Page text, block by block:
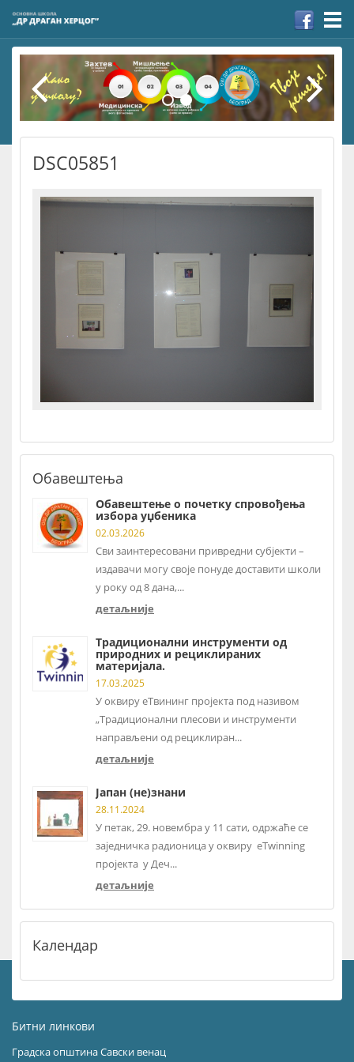
DSC05851
Обавештења
Обавештење о почетку спровођења
избора уџбеника
02.03.2026
Сви заинтересовани привредни субјекти –
издавачи могу своје понуде доставити школи
у року од 8 дана,...
детаљније
Традиционални инструменти од
природних и рециклираних
материјала.
17.03.2025
У оквиру еТвининг пројекта под називом
„Традиционални плесови и инструменти
направљени од рециклиран...
детаљније
Јапан (не)знани
28.11.2024
У петак, 29. новембра у 11 сати, одржаће се
заједничка радионица у оквиру eTwinning
пројекта у Деч...
детаљније
Календар
Битни линкови
Градска општина Савски венац